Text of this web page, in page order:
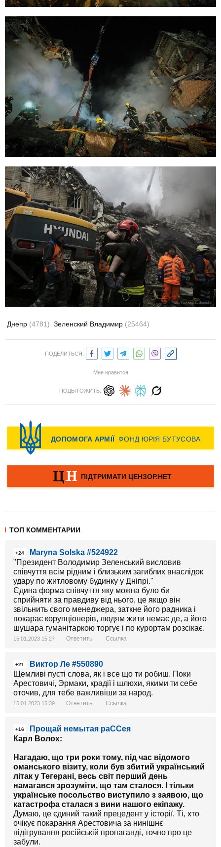
Днепр (4781) Зеленский Владимир (25464)
ПОДЕЛИТЬСЯ:
Мне нравится
ПОДЫТОЖИТЬ:
ТОП КОММЕНТАРИИ
+24
Maryna Solska #524922
"Президент Володимир Зеленський висловив
співчуття всім рідним і близьким загиблих внаслідок
удару по житловому будинку у Дніпрі."
Єдина форма співчуття яку можна було би
сприйняти за правдиву від нього, це якщо він
звільнить свого менеджера, заткне його радника і
покарає корупціонерів, людям жити немає де, а його
шушара гуманітаркою торгує і по курортам розсікає.
15.01.2023 15:27 Ответить Ссылка
+21
Виктор Ле #550890
Щемливі пусті слова, як і все що ти робиш. Поки
Арестовичі, Эрмаки, крадії і шлюхи, якими ти себе
оточив, для тебе важливіши за народ.
15.01.2023 15:39 Ответить Ссылка
+16
Прощай немытая раССея
Карл Волох:
Нагадаю, що три роки тому, під час відомого
оманського візиту, коли був збитий український
літак у Тегерані, весь світ перший день
намагався зрозуміти, що там сталося. І тільки
українське посольство виступило з заявою, що
катастрофа сталася з вини нашого екіпажу.
Думаю, це єдиний такий прецедент у історії. Ті, хто
очікує покарання Арестовича за нинішнє
підігрування російській пропаганді, точно про це
забули.